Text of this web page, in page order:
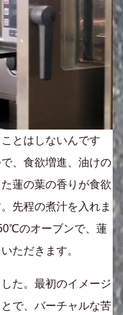
とはしないんです
、食欲増進、油けの
蓮の葉の香りが食欲
先程の煮汁を入れま
のオーブンで、蓮
ただきます。
た。最初のイメージ
で、バーチャルな苦